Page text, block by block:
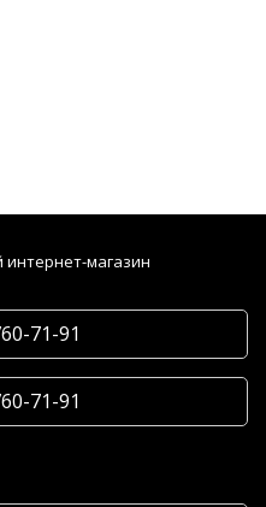
интернет-магазин
71-91
71-91